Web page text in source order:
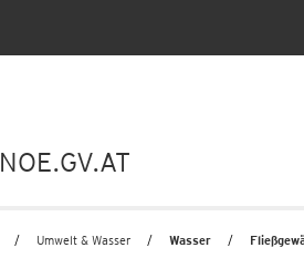
NOE.GV.AT
Umwelt & Wasser Wasser